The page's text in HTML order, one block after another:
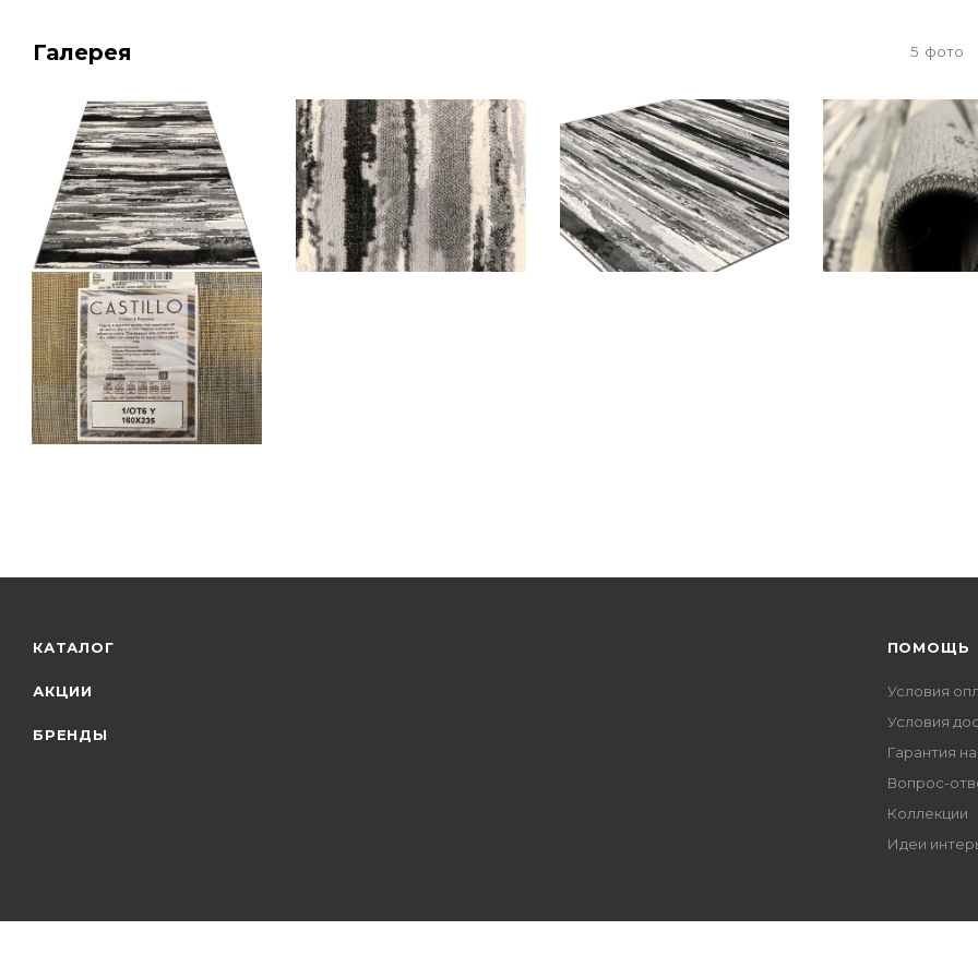
Галерея 5 фото
КАТАЛОГ
АКЦИИ
БРЕНДЫ
ПОМОЩЬ
Условия
Условия
Гарантия
Вопрос-
Коллекции
Идеи